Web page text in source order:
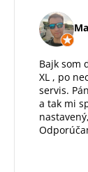
Bajk som
XL , po
servis.
a tak mi